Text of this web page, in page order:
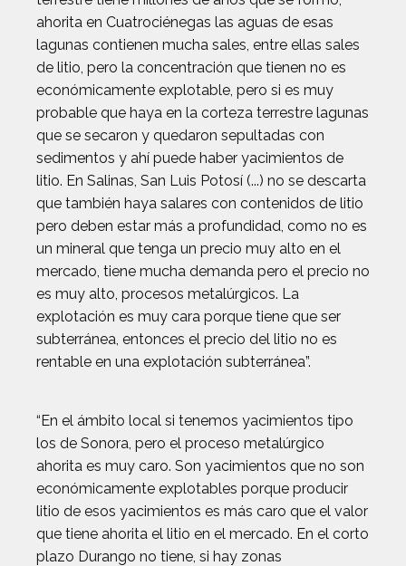
ahorita en Cuatrociénegas las aguas de esas
lagunas contienen mucha sales, entre ellas sales
de litio, pero la concentración que tienen no es
económicamente explotable, pero si es muy
probable que haya en la corteza terrestre lagunas
que se secaron y quedaron sepultadas con
sedimentos y ahí puede haber yacimientos de
litio. En Salinas, San Luis Potosí (...) no se descarta
que también haya salares con contenidos de litio
pero deben estar más a profundidad, como no es
un mineral que tenga un precio muy alto en el
mercado, tiene mucha demanda pero el precio no
es muy alto, procesos metalúrgicos. La
explotación es muy cara porque tiene que ser
subterránea, entonces el precio del litio no es
rentable en una explotación subterránea”.
“En el ámbito local si tenemos yacimientos tipo
los de Sonora, pero el proceso metalúrgico
ahorita es muy caro. Son yacimientos que no son
económicamente explotables porque producir
litio de esos yacimientos es más caro que el valor
que tiene ahorita el litio en el mercado. En el corto
plazo Durango no tiene, si hay zonas